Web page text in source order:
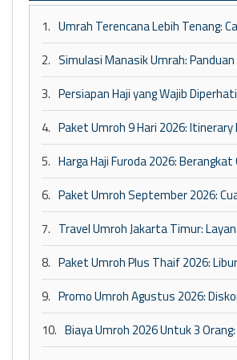
1.
2.
3.
4.
5.
6.
7.
8.
9.
10.